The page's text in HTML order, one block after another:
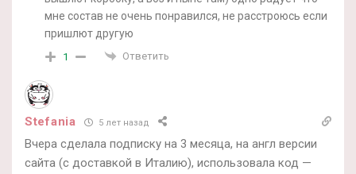
мне состав не очень понравился, не расстроюсь если
пришлют другую
1 Ответить
Stefania 5 лет назад
Вчера сделала подписку на 3 месяца, на англ версии
сайта (с доставкой в Италию), использовала код —